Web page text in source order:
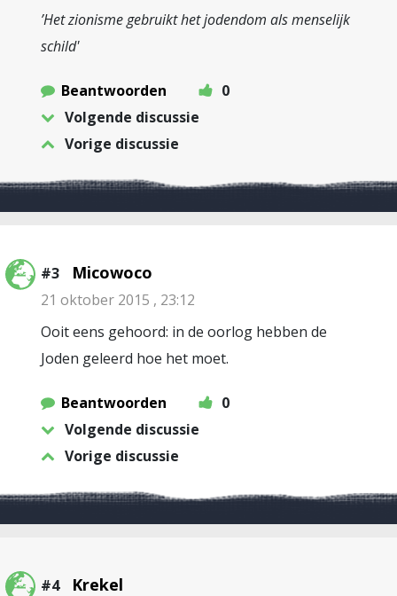
’Het zionisme gebruikt het jodendom als menselijk
schild'
Beantwoorden
0
Volgende discussie
Vorige discussie
#3 Micowoco
21 oktober 2015 , 23:12
Ooit eens gehoord: in de oorlog hebben de
Joden geleerd hoe het moet.
Beantwoorden
0
Volgende discussie
Vorige discussie
#4 Krekel